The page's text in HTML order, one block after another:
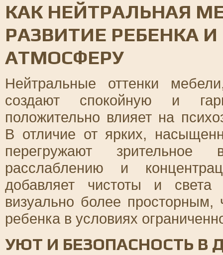
КАК НЕЙТРАЛЬНАЯ
РАЗВИТИЕ РЕБЕНКА
АТМОСФЕРУ
Нейтральные оттенки
создают спокойную и
положительно влияет на
В отличие от ярких,
перегружают зрительное
расслаблению и
добавляет чистоты и света
визуально более
ребенка в условиях
УЮТ И БЕЗОПАСНОСТЬ В